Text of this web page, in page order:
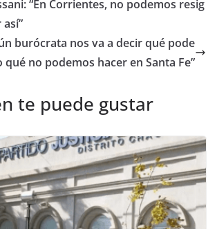
A
p
p
tir
“En Corrientes, no podemos resig
burócrata nos va a decir qué pode
qué no podemos hacer en Santa Fe”
te puede gustar